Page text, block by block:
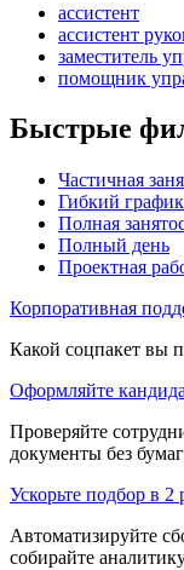
ассистент
ассистент
заместитель
помощник
Быстрые
Частичная
Гибкий график
Полная
Полный день
Проектная
Корпоративная
Какой соцпакет вы
Оформляйте
Проверяйте
документы без
Ускорьте подбор в 2
Автоматизируйте
собирайте